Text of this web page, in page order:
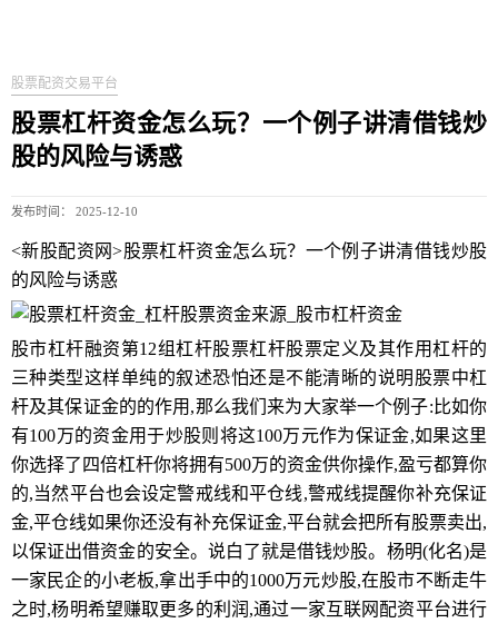
股票配资交易平台
股票杠杆资金怎么玩？一个例子讲清借钱炒
股的风险与诱惑
发布时间： 2025-12-10
<新股配资网>股票杠杆资金怎么玩？一个例子讲清借钱炒股
的风险与诱惑
股市杠杆融资第12组杠杆股票杠杆股票定义及其作用杠杆的
三种类型这样单纯的叙述恐怕还是不能清晰的说明股票中杠
杆及其保证金的的作用,那么我们来为大家举一个例子:比如你
有100万的资金用于炒股则将这100万元作为保证金,如果这里
你选择了四倍杠杆你将拥有500万的资金供你操作,盈亏都算你
的,当然平台也会设定警戒线和平仓线,警戒线提醒你补充保证
金,平仓线如果你还没有补充保证金,平台就会把所有股票卖出,
以保证出借资金的安全。说白了就是借钱炒股。杨明(化名)是
一家民企的小老板,拿出手中的1000万元炒股,在股市不断走牛
之时,杨明希望赚取更多的利润,通过一家互联网配资平台进行